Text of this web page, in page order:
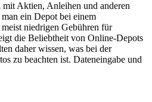
Aktien, Anleihen und anderen
ein Depot bei einem
niedrigen Gebühren für
die Beliebtheit von Online-Depots
daher wissen, was bei der
zu beachten ist. Dateneingabe und